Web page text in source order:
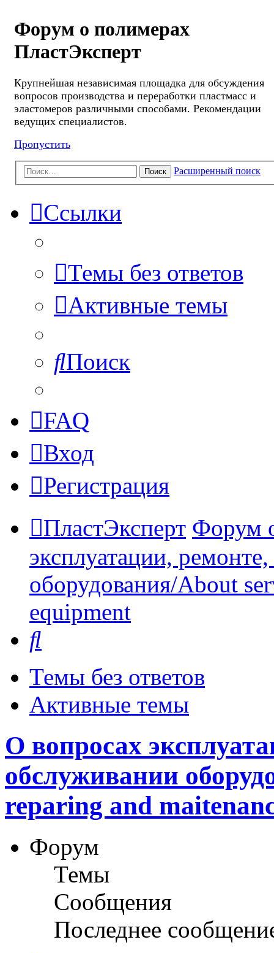
Форум о полимерах
ПластЭксперт
Крупнейшая независимая площадка для обсуждения
вопросов производства и переработки пластмасс и
эластомеров различными способами. Рекомендации
ведущих специалистов.
Пропустить
Поиск Расширенный поиск
Ссылки
Темы без ответов
Активные темы
Поиск
FAQ
Вход
Регистрация
ПластЭксперт Форум
эксплуатации,
оборудования/About
equipment
Темы без ответов
Активные темы
О вопросах
обслуживании
reparing and
Форум
Темы
Сообщения
Последнее